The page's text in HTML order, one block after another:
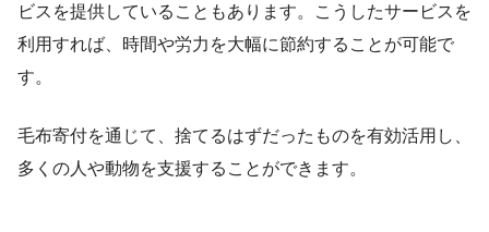
ビスを提供していることもあります。こうしたサービスを
利用すれば、時間や労力を大幅に節約することが可能で
す。
毛布寄付を通じて、捨てるはずだったものを有効活用し、
多くの人や動物を支援することができます。